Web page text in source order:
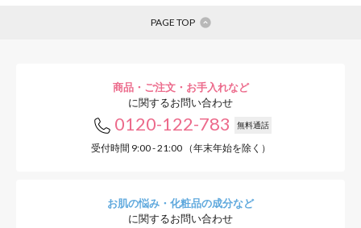
PAGE TOP
商品・ご注文・お手入れなど
に関するお問い合わせ
0120-122-783 無料通話
受付時間 9:00 - 21:00 （年末年始を除く）
お肌の悩み・化粧品の成分など
に関するお問い合わせ